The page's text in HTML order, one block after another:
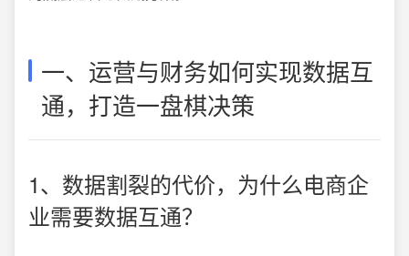
一、运营与财务如何实现数据互
通，打造一盘棋决策
1、数据割裂的代价，为什么电商企
业需要数据互通？